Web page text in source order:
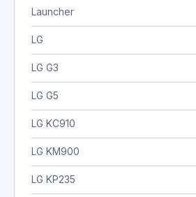
Launcher
LG
LG G3
LG G5
LG KC910
LG KM900
LG KP235